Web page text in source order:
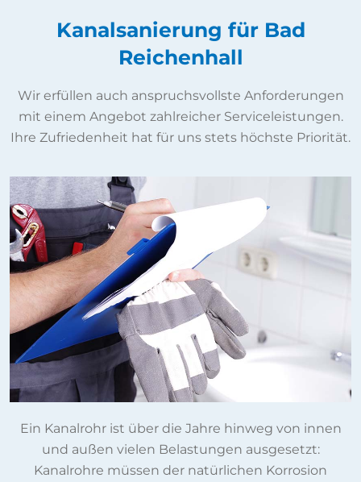
Kanalsanierung für Bad
Reichenhall
Wir erfüllen auch anspruchsvollste Anforderungen
mit einem Angebot zahlreicher Serviceleistungen.
Ihre Zufriedenheit hat für uns stets höchste Priorität.
Ein Kanalrohr ist über die Jahre hinweg von innen
und außen vielen Belastungen ausgesetzt:
Kanalrohre müssen der natürlichen Korrosion